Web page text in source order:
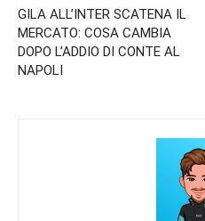
GILA ALL’INTER SCATENA IL
MERCATO: COSA CAMBIA
DOPO L’ADDIO DI CONTE AL
NAPOLI